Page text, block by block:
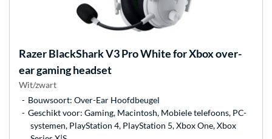
RazerBlackShark V3 Pro White for Xbox over-
ear gaming headset
Wit/zwart
Bouwsoort: Over-Ear Hoofdbeugel
Geschikt voor: Gaming, Macintosh, Mobiele telefoons, PC-
systemen, PlayStation 4, PlayStation 5, Xbox One, Xbox